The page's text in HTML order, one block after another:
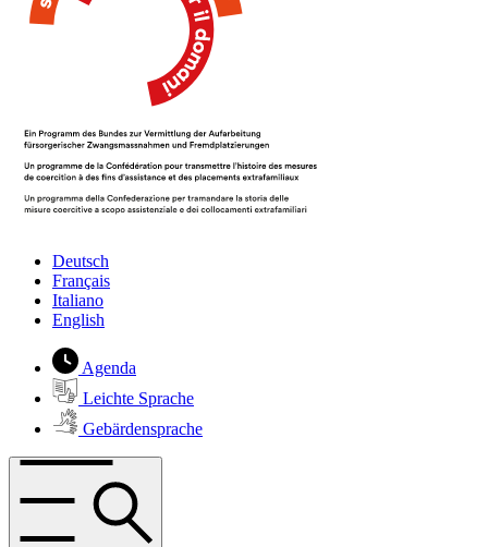
Deutsch
Français
Italiano
English
Agenda
Leichte Sprache
Gebärdensprache